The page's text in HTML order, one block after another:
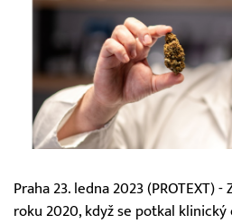
Praha 23. ledna 2023 (PROTEXT)
roku 2020, když se potkal